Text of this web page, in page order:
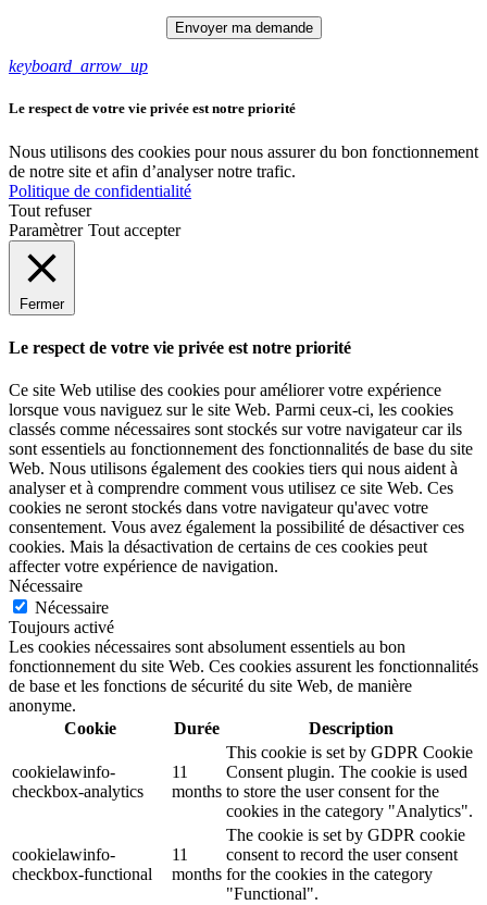
keyboard_arrow_up
Le respect de votre vie privée est notre priorité
Nous utilisons des cookies pour nous assurer du bon fonctionnement
de notre site et afin d’analyser notre trafic.
Politique de confidentialité
Tout refuser
Paramètrer Tout accepter
Fermer
Le respect de votre vie privée est notre priorité
Ce site Web utilise des cookies pour améliorer votre expérience
lorsque vous naviguez sur le site Web. Parmi ceux-ci, les cookies
classés comme nécessaires sont stockés sur votre navigateur car ils
sont essentiels au fonctionnement des fonctionnalités de base du site
Web. Nous utilisons également des cookies tiers qui nous aident à
analyser et à comprendre comment vous utilisez ce site Web. Ces
cookies ne seront stockés dans votre navigateur qu'avec votre
consentement. Vous avez également la possibilité de désactiver ces
cookies. Mais la désactivation de certains de ces cookies peut
affecter votre expérience de navigation.
Nécessaire
Nécessaire
Toujours activé
Les cookies nécessaires sont absolument essentiels au bon
fonctionnement du site Web. Ces cookies assurent les fonctionnalités
de base et les fonctions de sécurité du site Web, de manière
anonyme.
Cookie
Durée Description
cookielawinfo-
checkbox-analytics
11
months
This cookie is set by GDPR Cookie
Consent plugin. The cookie is used
to store the user consent for the
cookies in the category "Analytics".
cookielawinfo-
checkbox-functional
11
months
The cookie is set by GDPR cookie
consent to record the user consent
for the cookies in the category
"Functional".